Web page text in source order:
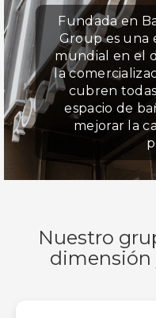
Fundada en
Group es una
mundial en el
la
cubren
espacio de
mejorar la
Nuestro
dimensión